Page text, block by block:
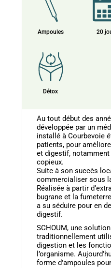
Ampoules 20
Détox
Au tout début des
développée par un
installé à Courbevoie
patients, pour
et digestif, notamment
copieux.
Suite à son succès
commercialiser sous
Réalisée à partir
bugrane et la
a su séduire pour en
digestif.
SCHOUM, une
traditionnellement
digestion et les
l’organisme.
forme d'ampoules